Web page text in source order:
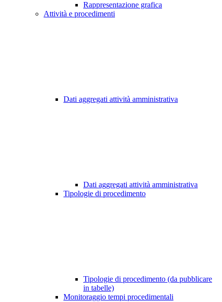
Rappresentazione grafica
Attività e procedimenti
Dati aggregati attività amministrativa
Dati aggregati attività amministrativa
Tipologie di procedimento
Tipologie di procedimento (da pubblicare
in tabelle)
Monitoraggio tempi procedimentali